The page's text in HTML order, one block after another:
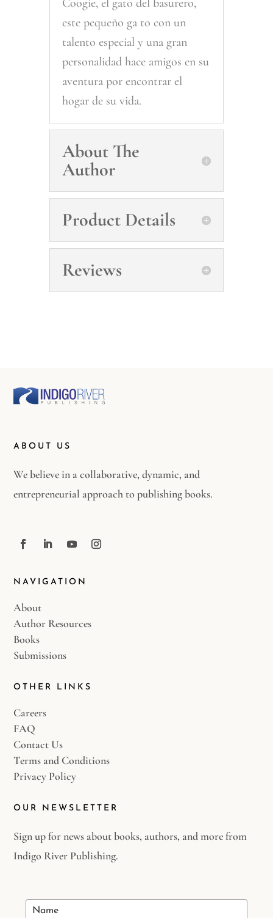
Coogie, el gato del basurero,
este pequeño ga to con un
talento especial y una gran
personalidad hace amigos en su
aventura por encontrar el
hogar de su vida.
About The
Author
Product Details
Reviews
ABOUT US
We believe in a collaborative, dynamic, and
entrepreneurial approach to publishing books.
NAVIGATION
About
Author Resources
Books
Submissions
OTHER LINKS
Careers
FAQ
Contact Us
Terms and Conditions
Privacy Policy
OUR NEWSLETTER
Sign up for news about books, authors, and more from
Indigo River Publishing.